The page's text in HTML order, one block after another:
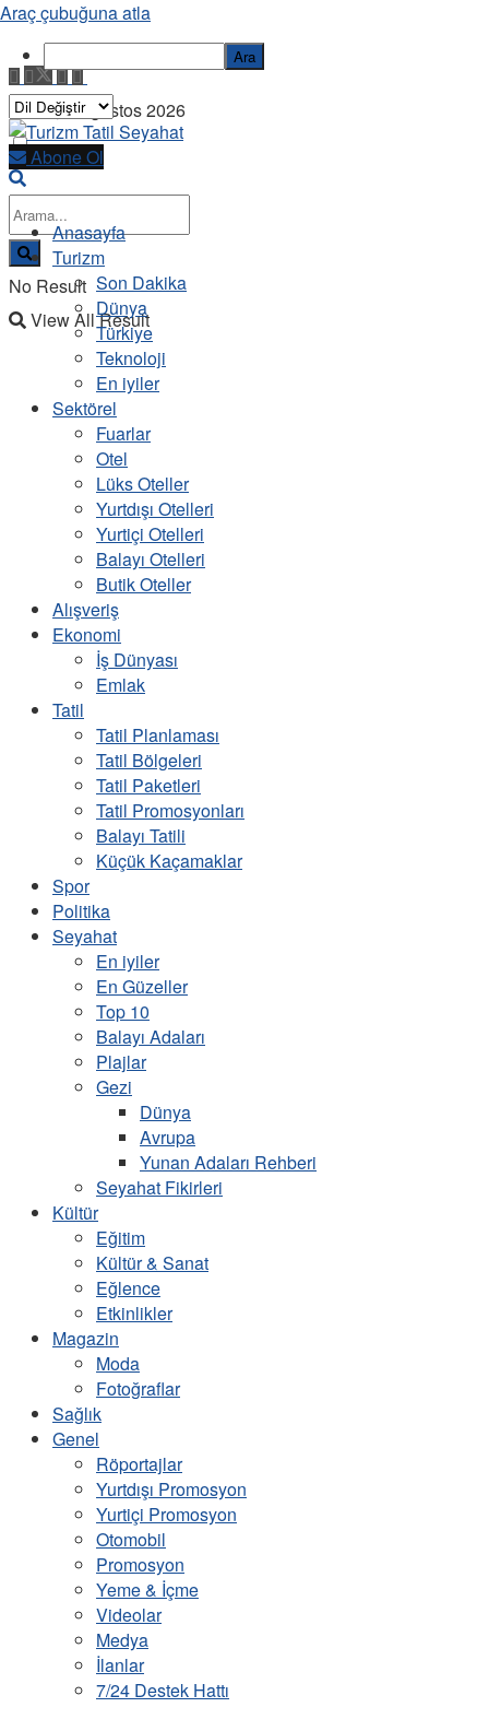
Cuma, 7 Ağustos 2026
No Result
View All Result
Abone Ol
Anasayfa
Turizm
Son Dakika
Dünya
Türkiye
Teknoloji
En iyiler
Sektörel
Fuarlar
Otel
Lüks Oteller
Yurtdışı Otelleri
Yurtiçi Otelleri
Balayı Otelleri
Butik Oteller
Alışveriş
Ekonomi
İş Dünyası
Emlak
Tatil
Tatil Planlaması
Tatil Bölgeleri
Tatil Paketleri
Tatil Promosyonları
Balayı Tatili
Küçük Kaçamaklar
Spor
Politika
Seyahat
En iyiler
En Güzeller
Top 10
Balayı Adaları
Plajlar
Gezi
Dünya
Avrupa
Yunan Adaları Rehberi
Seyahat Fikirleri
Kültür
Eğitim
Kültür & Sanat
Eğlence
Etkinlikler
Magazin
Moda
Fotoğraflar
Sağlık
Genel
Röportajlar
Yurtdışı Promosyon
Yurtiçi Promosyon
Otomobil
Promosyon
Yeme & İçme
Videolar
Medya
İlanlar
7/24 Destek Hattı
Araç çubuğuna atla
Ara